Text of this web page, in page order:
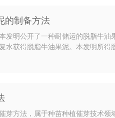
的制备方法
发明公开了一种耐储运的脱脂牛
水获得脱脂牛油果泥。本发明所
艺，耐储藏运输，长期保存后色
芽方法，属于种苗种植催芽技术